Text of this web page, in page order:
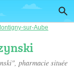
sur-Aube
pharmacie située